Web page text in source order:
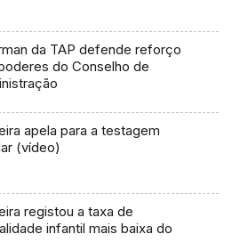
da TAP defende reforço
do Conselho de
apela para a testagem
(vídeo)
registou a taxa de
infantil mais baixa do